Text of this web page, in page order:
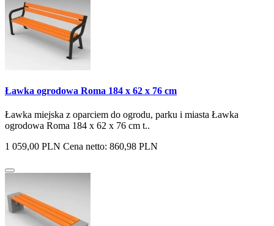
Ławka ogrodowa Roma 184 x 62 x 76 cm
Ławka miejska z oparciem do ogrodu, parku i miasta Ławka
ogrodowa Roma 184 x 62 x 76 cm t..
1 059,00 PLN Cena netto: 860,98 PLN